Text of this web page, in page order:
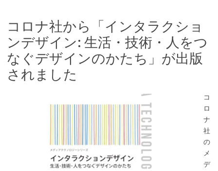
コロナ社から「インタラクショ
ンデザイン: 生活・技術・人をつ
なぐデザインのかたち」が出版
されました
コ
ロ
ナ
社
の
メ
デ